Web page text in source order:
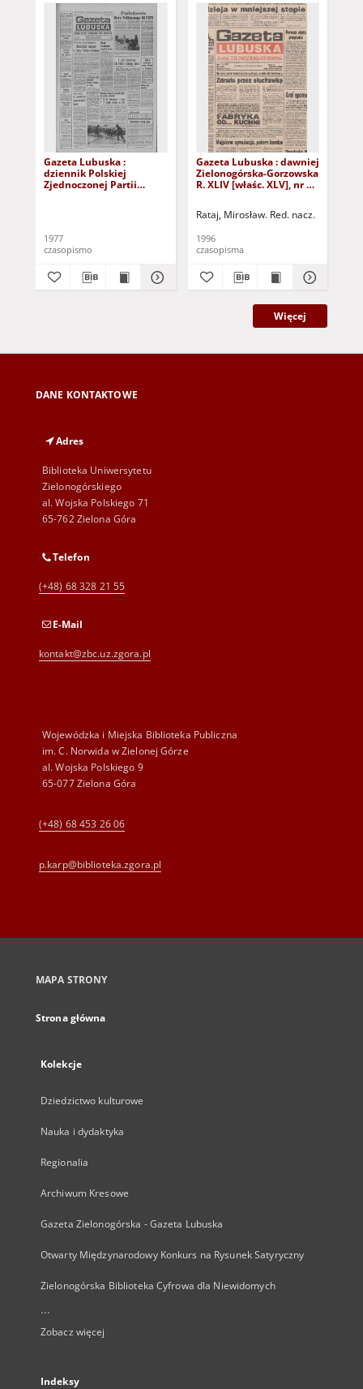
Gazeta Lubuska :
dziennik Polskiej
Zjednoczonej Partii
1977
czasopismo
Gazeta Lubuska : dawniej
Zielonogórska-Gorzowska
R. XLIV [właśc. XLV], nr 52
Rataj, Mirosław. Red. nacz.
1996
czasopisma
Więcej
DANE KONTAKTOWE
Adres
Biblioteka Uniwersytetu
Zielonogórskiego
al. Wojska Polskiego 71
65-762 Zielona Góra
Telefon
(+48) 68 328 21 55
E-Mail
kontakt@zbc.uz.zgora.pl
Wojewódzka i Miejska Biblioteka Publiczna
im. C. Norwida w Zielonej Górze
al. Wojska Polskiego 9
65-077 Zielona Góra
(+48) 68 453 26 06
p.karp@biblioteka.zgora.pl
MAPA STRONY
Strona główna
Kolekcje
Dziedzictwo kulturowe
Nauka i dydaktyka
Regionalia
Archiwum Kresowe
Gazeta Zielonogórska - Gazeta Lubuska
Otwarty Międzynarodowy Konkurs na Rysunek Satyryczny
Zielonogórska Biblioteka Cyfrowa dla Niewidomych
...
Zobacz więcej
Indeksy